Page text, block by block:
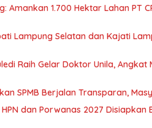
Amankan 1.700 Hektar Lahan PT
Lampung Selatan dan Kajati
Raih Gelar Doktor Unila, Angkat
SPMB Berjalan Transparan,
HPN dan Porwanas 2027